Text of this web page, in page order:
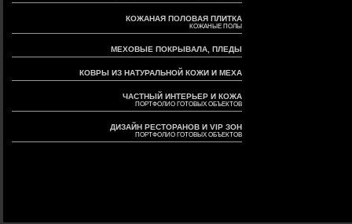
КОЖАНАЯ ПОЛОВАЯ ПЛИТКА
КОЖАНЫЕ ПОЛЫ
МЕХОВЫЕ ПОКРЫВАЛА, ПЛЕДЫ
КОВРЫ ИЗ НАТУРАЛЬНОЙ КОЖИ И МЕХА
ЧАСТНЫЙ ИНТЕРЬЕР И КОЖА
ПОРТФОЛИО ГОТОВЫХ ОБЪЕКТОВ
ДИЗАЙН РЕСТОРАНОВ И VIP ЗОН
ПОРТФОЛИО ГОТОВЫХ ОБЪЕКТОВ